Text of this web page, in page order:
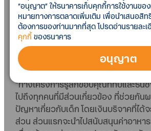
ดีอาจส่งผลกระทบต่อสุขภาพนำมาสู่ค่
ขึ้น รวมไปถึงยังส่งผลต่อพัฒนาการท
ร่างกายของเด็ก นำไปสู่ปัญหาทางการเ
การประกอบอาชีพ จนลุกลามกลายเป็
ทรัพยากรบุคคลของประเทศ
“ทางโครงการรู้สึกขอบคุณทีทีบีและธน
ไปถึงทุกคนที่มีส่วนเกี่ยวข้อง ที่ช่วยกัน
ปัญหาเกี่ยวกับเด็ก โดยเงินบริจาคที่ได้
ส่วน ส่วนแรกจะนำไปสนับสนุนค่าอาหา
“อนุญาต” ให้ธนาคารเก็บคุกกี้การใช้งานขอ
หมายทางการตลาดเพิ่มเติม เพื่อนำเสนอสิ
ต้องการของท่านมากที่สุด โปรดอ่านรายละเ
คุกกี้ของธนาคาร
อนุญาต